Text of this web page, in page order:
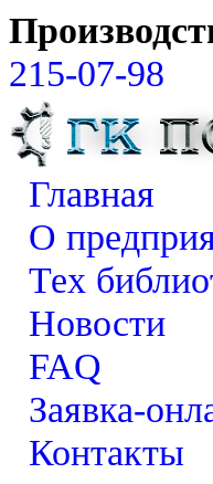
215-07-98
Главная
О
Тех
Новости
FAQ
Заявка-
Контакты